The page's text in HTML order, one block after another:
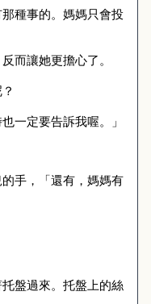
那種事的。媽媽只會投
而讓她更擔心了。
一定要告訴我喔。」
手，「還有，媽媽有
盤過來。托盤上的絲